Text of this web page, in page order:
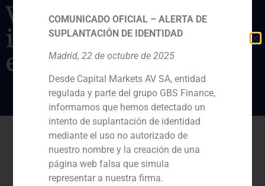
Valoración
independiente de la
empresa
COMUNICADO OFICIAL – ALERTA DE
SUPLANTACIÓN DE IDENTIDAD
Madrid, 22 de octubre de 2025
Desde Capital Markets AV SA, entidad
regulada y parte del grupo GBS Finance,
informamos que hemos detectado un
intento de suplantación de identidad
mediante el uso no autorizado de
nuestro nombre y la creación de una
página web falsa que simula
representar a nuestra firma.